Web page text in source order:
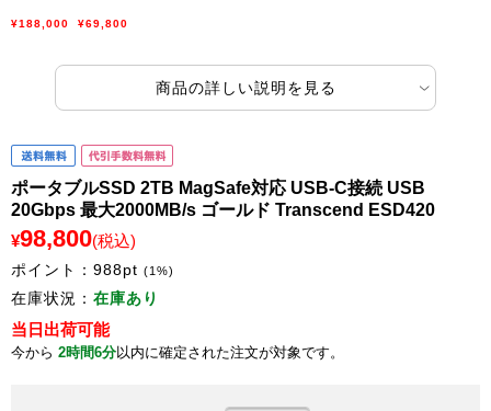
¥188,000 ¥69,800
商品の詳しい説明を見る
ポータブルSSD 2TB MagSafe対応 USB-C接続 USB
20Gbps 最大2000MB/s ゴールド Transcend ESD420
¥98,800(税込)
ポイント： 988pt (1%)
在庫状況： 在庫あり
当日出荷可能
今から 2時間6分以内に確定された注文が対象です。